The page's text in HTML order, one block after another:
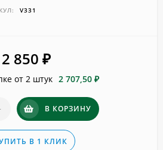
V331
2 850 ₽
от 2 штук 2 707,50 ₽
В КОРЗИНУ
В 1 КЛИК